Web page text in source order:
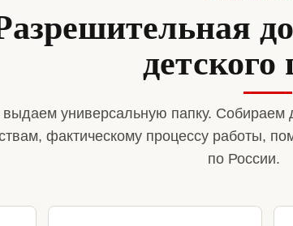
детского
универсальную папку. Собираем
фактическому процессу работы,
по России.